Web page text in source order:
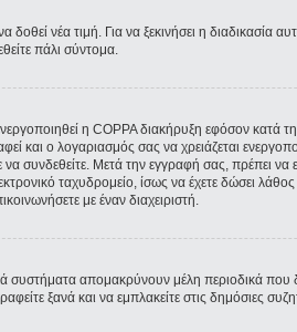
νέα τιμή. Για να ξεκινήσει η διαδικασία
πάλι σύντομα.
η COPPA διακήρυξη εφόσον κατά τη
και ο λογαριασμός σας να χρειάζεται
συνδεθείτε. Μετά την εγγραφή σας, πρέπει να
ταχυδρομείο, ίσως να έχετε δώσει
με έναν διαχειριστή.
συστήματα απομακρύνουν μέλη περιοδικά που
ξανά και να εμπλακείτε στις δημόσιες